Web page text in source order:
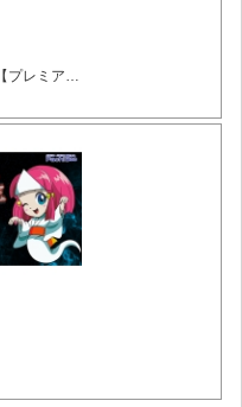
プレミアムリーチ【プレミアム】